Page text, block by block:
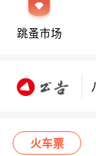
跳蚤市场
火车票